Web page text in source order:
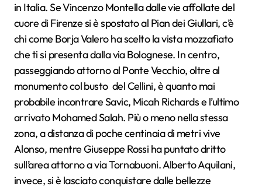
in Italia. Se Vincenzo Montella dalle vie affollate del
cuore di Firenze si è spostato al Pian dei Giullari, c’è
chi come Borja Valero ha scelto la vista mozzafiato
che ti si presenta dalla via Bolognese. In centro,
passeggiando attorno al Ponte Vecchio, oltre al
monumento col busto del Cellini, è quanto mai
probabile incontrare Savic, Micah Richards e l’ultimo
arrivato Mohamed Salah. Più o meno nella stessa
zona, a distanza di poche centinaia di metri vive
Alonso, mentre Giuseppe Rossi ha puntato dritto
sull’area attorno a via Tornabuoni. Alberto Aquilani,
invece, si è lasciato conquistare dalle bellezze